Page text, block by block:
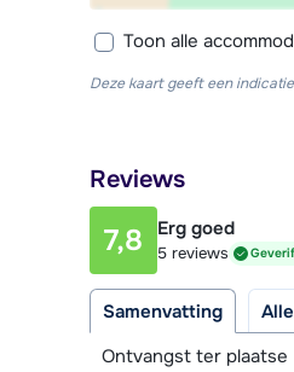
Toon alle
Deze kaart geeft een
Reviews
7,8 Erg goed
5 reviews
Samenvatting
Ontvangst ter plaatse